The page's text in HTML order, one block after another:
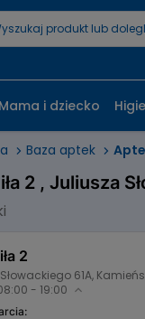
Baza aptek
2 , Juliusza
2
61A,
- 19:00
Mama i dziecko